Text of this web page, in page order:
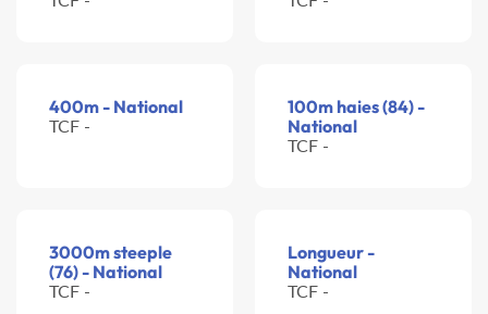
400m - National
TCF -
100m haies (84) -
National
TCF -
3000m steeple
(76) - National
TCF -
Longueur -
National
TCF -